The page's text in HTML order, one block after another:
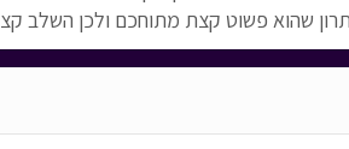
שהוא פשוט קצת מתוחכם ולכן השלב